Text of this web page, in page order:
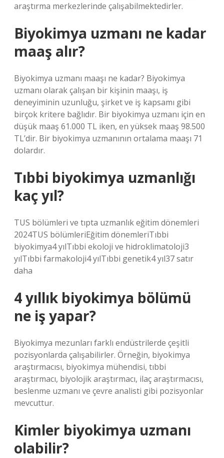
araştırma merkezlerinde çalışabilmektedirler.
Biyokimya uzmanı ne kadar
maaş alır?
Biyokimya uzmanı maaşı ne kadar? Biyokimya
uzmanı olarak çalışan bir kişinin maaşı, iş
deneyiminin uzunluğu, şirket ve iş kapsamı gibi
birçok kritere bağlıdır. Bir biyokimya uzmanı için en
düşük maaş 61.000 TL iken, en yüksek maaş 98.500
TL’dir. Bir biyokimya uzmanının ortalama maaşı 71
dolardır.
Tıbbi biyokimya uzmanlığı
kaç yıl?
TUS bölümleri ve tıpta uzmanlık eğitim dönemleri
2024TUS bölümleriEğitim dönemleriTıbbi
biyokimya4 yılTıbbi ekoloji ve hidroklimatoloji3
yılTıbbi farmakoloji4 yılTıbbi genetik4 yıl37 satır
daha
4 yıllık biyokimya bölümü
ne iş yapar?
Biyokimya mezunları farklı endüstrilerde çeşitli
pozisyonlarda çalışabilirler. Örneğin, biyokimya
araştırmacısı, biyokimya mühendisi, tıbbi
araştırmacı, biyolojik araştırmacı, ilaç araştırmacısı,
beslenme uzmanı ve çevre analisti gibi pozisyonlar
mevcuttur.
Kimler biyokimya uzmanı
olabilir?